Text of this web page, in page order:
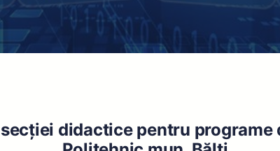
didactice pentru